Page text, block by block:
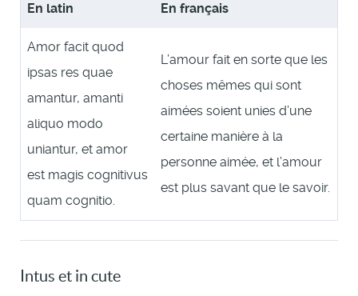
En latin En français
Amor facit quod
ipsas res quae
amantur, amanti
aliquo modo
uniantur, et amor
est magis cognitivus
quam cognitio.
L’amour fait en sorte que les
choses mêmes qui sont
aimées soient unies d’une
certaine manière à la
personne aimée, et l’amour
est plus savant que le savoir.
Intus et in cute